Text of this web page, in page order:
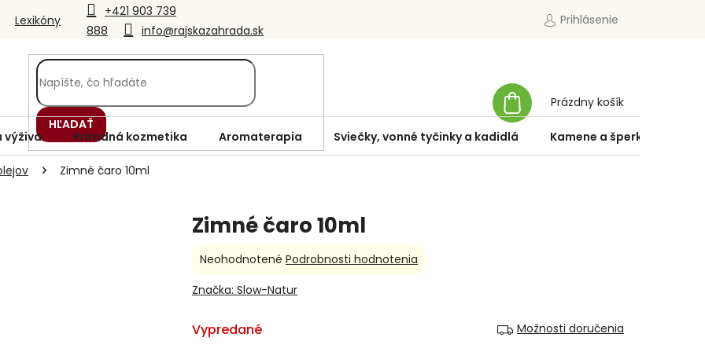
+421 903 739
888
info@rajskazahrada.sk
Lexikóny Prihlásenie
HĽADAŤ
KOŠÍK
Prázdny košík
výživa Prírodná kozmetika Aromaterapia Sviečky, vonné tyčinky a kadidlá Kamene a šperky
Zimné čaro 10ml
Zimné čaro 10ml
Vypredané Možnosti doručenia
Priemerné
produktu
z
Neohodnotené Podrobnosti hodnotenia
Značka: Slow-Natur